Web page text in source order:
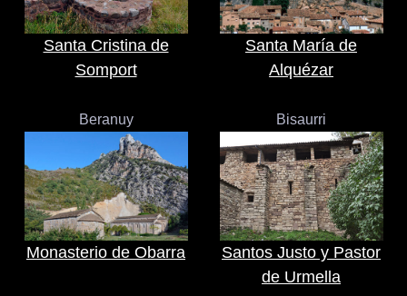
Santa Cristina de
Somport
Santa María de
Alquézar
Beranuy
Monasterio de Obarra
Bisaurri
Santos Justo y Pastor
de Urmella